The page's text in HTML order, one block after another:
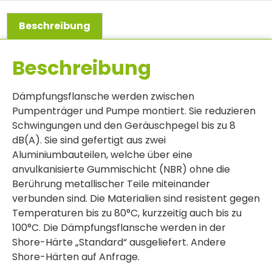
Beschreibung
Beschreibung
Dämpfungsflansche werden zwischen
Pumpenträger und Pumpe montiert. Sie reduzieren
Schwingungen und den Geräuschpegel bis zu 8
dB(A). Sie sind gefertigt aus zwei
Aluminiumbauteilen, welche über eine
anvulkanisierte Gummischicht (NBR) ohne die
Berührung metallischer Teile miteinander
verbunden sind. Die Materialien sind resistent gegen
Temperaturen bis zu 80°C, kurzzeitig auch bis zu
100°C. Die Dämpfungsflansche werden in der
Shore-Härte „Standard“ ausgeliefert. Andere
Shore-Härten auf Anfrage.